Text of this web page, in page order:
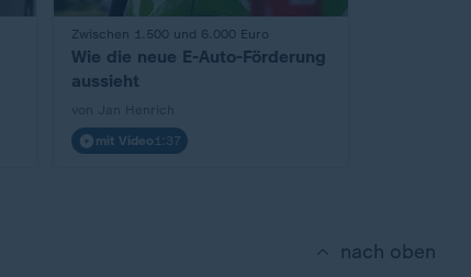
Zwischen 1.500 und 6.000 Euro
:
Wie die neue E-Auto-Förderung
aussieht
mit Video 1:37
nach oben